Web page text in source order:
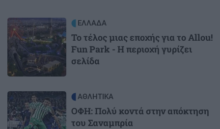
Image ΕΛΛΑΔΑ
Το τέλος μιας εποχής για το Allou!
Fun Park - Η περιοχή γυρίζει
σελίδα
Image ΑΘΛΗΤΙΚΑ
ΟΦΗ: Πολύ κοντά στην απόκτηση
του Σαναμπρία